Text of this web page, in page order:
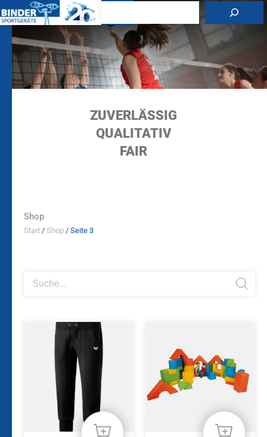
Inhalt
ZUVERLÄSSIG
QUALITATIV
FAIR
Shop
search
Start / Shop / Seite 3
Dieses
Produkt
weist
mehrere
Varianten
Optionen
können